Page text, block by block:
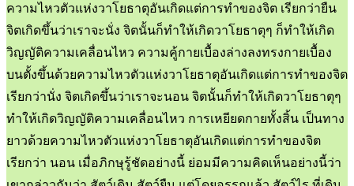
ความไหวตัวแห่งวาโยธาตุอันเกิดแต่การทำของจิต เรียกว่ายืน
จิตเกิดขึ้นว่าเราจะนั่ง จิตนั้นก็ทำให้เกิดวาโยธาตุๆ ก็ทำให้เกิด
วิญญัติความเคลื่อนไหว ความคู้กายเบื้องล่างลงทรงกายเบื้อง
บนตั้งขึ้นด้วยความไหวตัวแห่งวาโยธาตุอันเกิดแต่การทำของจิต
เรียกว่านั่ง จิตเกิดขึ้นว่าเราจะนอน จิตนั้นก็ทำให้เกิดวาโยธาตุๆ
ทำให้เกิดวิญญัติความเคลื่อนไหว การเหยียดกายทั้งสิ้น เป็นทาง
ยาวด้วยความไหวตัวแห่งวาโยธาตุอันเกิดแต่การทำของจิต
เรียกว่า นอน เมื่อภิกษุรู้ชัดอย่างนี้ ย่อมมีความคิดเห็นอย่างนี้ว่า